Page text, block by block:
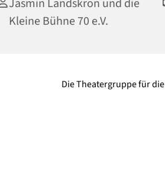
Jasmin Landskron und die
Kleine Bühne 70 e.V.
Die Theatergruppe für